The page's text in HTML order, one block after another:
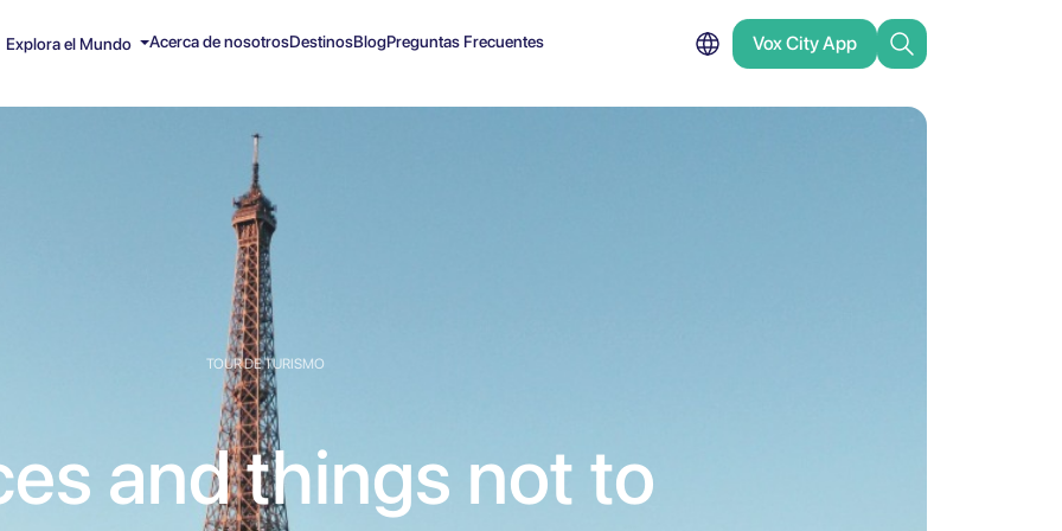
Explora el Mundo Acerca de nosotrosDestinosBlogPreguntas Frecuentes Vox City App
TOUR DE TURISMO
and things not to